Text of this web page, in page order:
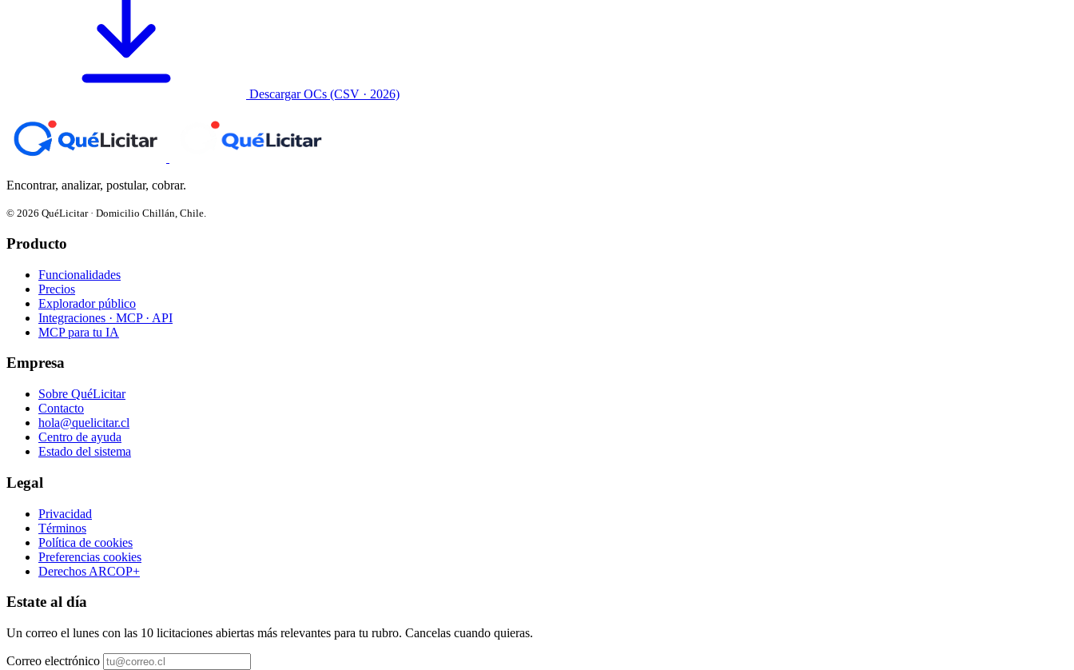
Descargar OCs (CSV · 2026)
Encontrar, analizar, postular, cobrar.
© 2026 QuéLicitar · Domicilio Chillán, Chile.
Producto
Funcionalidades
Precios
Explorador público
Integraciones · MCP · API
MCP para tu IA
Empresa
Sobre QuéLicitar
Contacto
hola@quelicitar.cl
Centro de ayuda
Estado del sistema
Legal
Privacidad
Términos
Política de cookies
Preferencias cookies
Derechos ARCOP+
Estate al día
Un correo el lunes con las 10 licitaciones abiertas más relevantes para tu rubro. Cancelas cuando quieras.
Correo electrónico